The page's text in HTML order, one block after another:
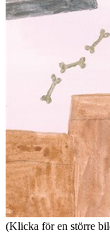
(Klicka för en större